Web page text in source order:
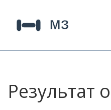
Результат